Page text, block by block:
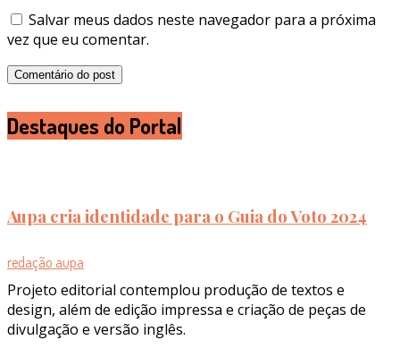
Salvar meus dados neste navegador para a próxima
vez que eu comentar.
Destaques do Portal
Aupa cria identidade para o Guia do Voto 2024
redação aupa
Projeto editorial contemplou produção de textos e
design, além de edição impressa e criação de peças de
divulgação e versão inglês.